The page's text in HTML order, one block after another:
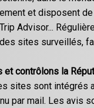
et disposent
Trip Advisor...
sites surveillés,
et contrôlons la
sites sont intégrés
par mail. Les avis